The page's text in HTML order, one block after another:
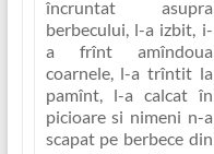
încruntat asupra
berbecului, l-a izbit, i-
a frînt amîndoua
coarnele, l-a trîntit la
pamînt, l-a calcat în
picioare si nimeni n-a
scapat pe berbece din